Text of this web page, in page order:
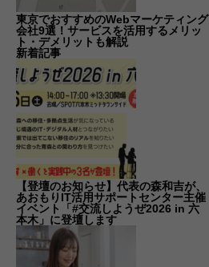
東京でおすすめのWebマーケティング
会社9選！サービスを活用するメリッ
ト・デメリットも解説
新着記事
【登壇のお知らせ】代表の森和吉が、
あおもりIT活用サポートセンター主催
イベント「#交流しようぜ2026 in 六
本木」に登壇します